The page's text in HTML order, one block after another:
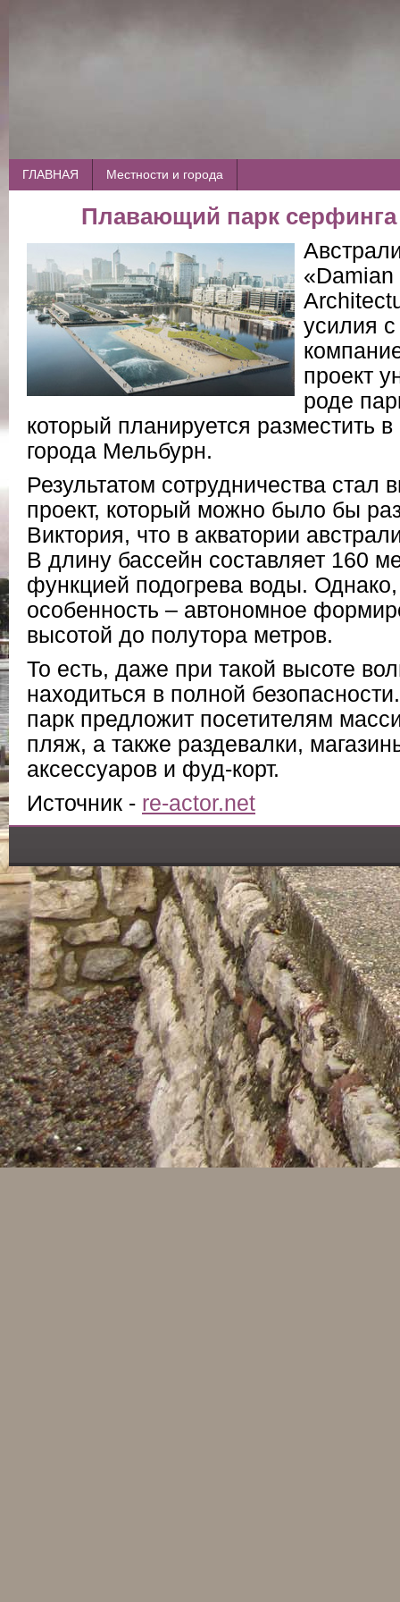
ГЛАВНАЯ Местности и города
Плавающий парк
«Damian
усилия
проект
роде
который планируется разместить
города Мельбурн.
Результатом сотрудничества стал
проект, который можно было бы
Виктория, что в акватории
В длину бассейн составляет 160
функцией подогрева воды. Однако,
особенность – автономное
высотой до полутора метров.
То есть, даже при такой высоте
находиться в полной
парк предложит посетителям
пляж, а также раздевалки,
аксессуаров и фуд-корт.
Источник - re-actor.net